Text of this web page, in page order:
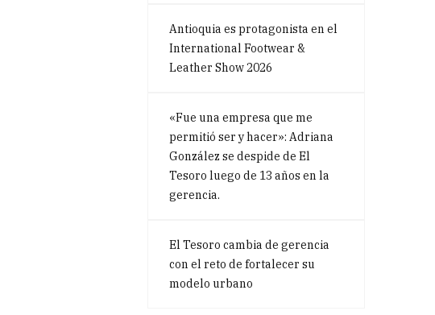
Antioquia es protagonista en el
International Footwear &
Leather Show 2026
«Fue una empresa que me
permitió ser y hacer»: Adriana
González se despide de El
Tesoro luego de 13 años en la
gerencia.
El Tesoro cambia de gerencia
con el reto de fortalecer su
modelo urbano